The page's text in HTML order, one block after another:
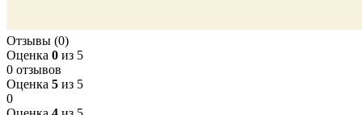
Отзывы (0)
Оценка 0 из 5
0 отзывов
Оценка 5 из 5
0